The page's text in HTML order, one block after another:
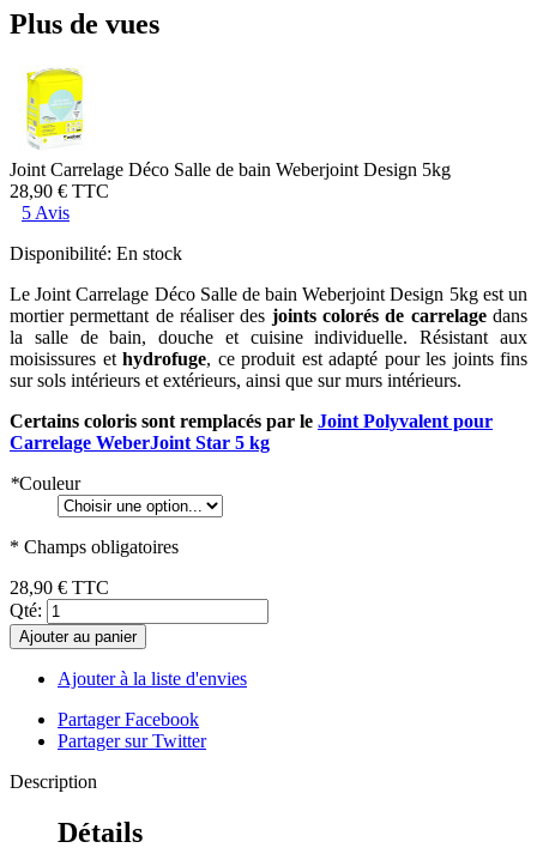
Plus de vues
Joint Carrelage Déco Salle de bain Weberjoint Design 5kg
28,90 € TTC
5 Avis
Disponibilité: En stock
Le Joint Carrelage Déco Salle de bain Weberjoint Design 5kg est un
mortier permettant de réaliser des joints colorés de carrelagedans
la salle de bain, douche et cuisine individuelle. Résistant aux
moisissures et hydrofuge, ce produit est adapté pour les joints fins
sur sols intérieurs et extérieurs, ainsi que sur murs intérieurs.
Certains coloris sont remplacés par le Joint Polyvalent pour
Carrelage WeberJoint Star 5 kg
*Couleur
* Champs obligatoires
28,90 € TTC
Qté:
Ajouter au panier
Ajouter à la liste d'envies
Partager Facebook
Partager sur Twitter
Description
Détails